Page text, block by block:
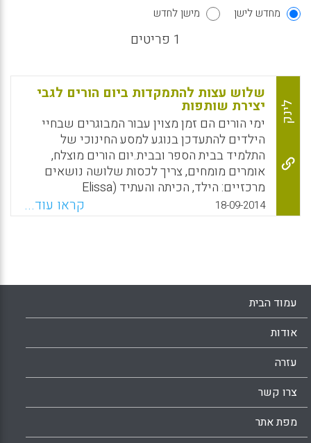
מחדש לישן
מישן לחדש
1 פריטים
לינק
שלוש עצות להתמקדות ביום הורים לגבי
יצירת שותפות
ימי הורים הם זמן מצוין עבור המבוגרים שבחיי
הילדים להתעדכן בנוגע למסע החינוכי של
התלמיד בבית הספר ובבית.יום הורים מוצלח,
אומרים מומחים, צריך לכסות שלושה נושאים
מרכזיים: הילד, הכיתה והעתיד (Elissa
Nadworny).
18-09-2014 קראו עוד...
עמוד הבית
אודות
עזרה
צרו קשר
מפת אתר